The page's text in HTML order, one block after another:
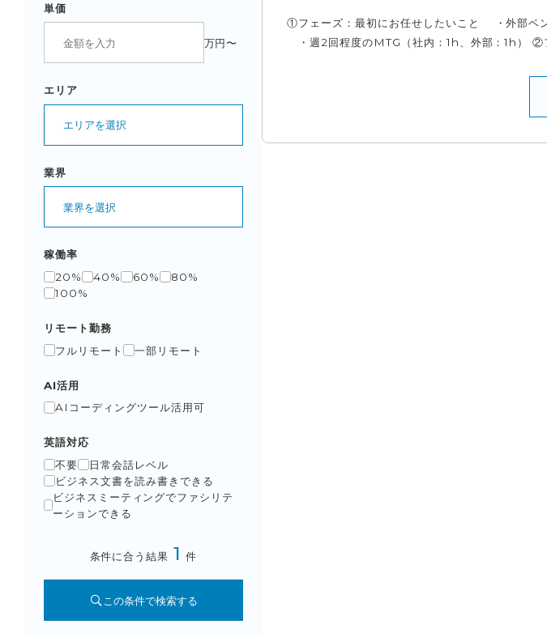
単価
万円〜
エリア
エリアを選択
業界
業界を選択
稼働率
20%
40% 60%
80%
100%
リモート勤務
フルリモート
一部リモート
AI活用
AIコーディングツール活用可
英語対応
不要
日常会話レベル
ビジネス文書を読み書きできる
ビジネスミーティングでファシリテ
ーションできる
条件に合う結果 1 件
この条件で検索する
①フェーズ：最初にお任せしたいこと ・外部ベ
・週2回程度のMTG（社内：1h、外部：1h） ②